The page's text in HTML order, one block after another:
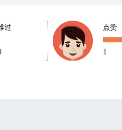
过 点赞
1